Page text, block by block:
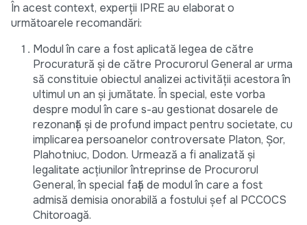
În acest context, experții IPRE au elaborat o
următoarele recomandări:
Modul în care a fost aplicată legea de către
Procuratură și de către Procurorul General ar urma
să constituie obiectul analizei activității acestora în
ultimul un an și jumătate. În special, este vorba
despre modul în care s-au gestionat dosarele de
rezonanță și de profund impact pentru societate, cu
implicarea persoanelor controversate Platon, Șor,
Plahotniuc, Dodon. Urmează a fi analizată și
legalitate acțiunilor întreprinse de Procurorul
General, în special față de modul în care a fost
admisă demisia onorabilă a fostului șef al PCCOCS
Chitoroagă.